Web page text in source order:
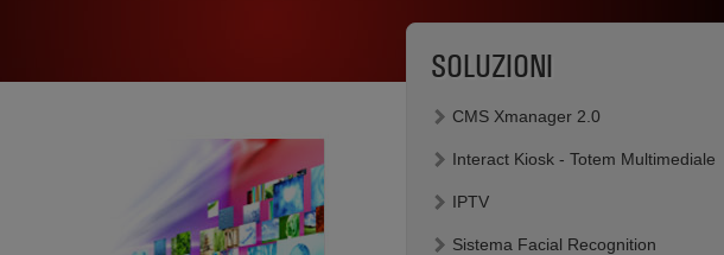
SOLUZIONI
CMS Xmanager 2.0
Interact Kiosk - Totem Multimediale
IPTV
Sistema Facial Recognition